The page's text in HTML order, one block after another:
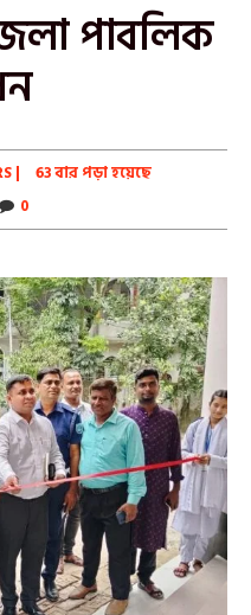
পাবলিক
|
63 বার পড়া হয়েছে
0